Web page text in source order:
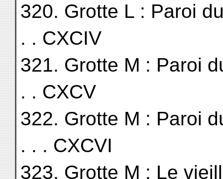
320. Grotte L : Paroi
. . CXCIV
321. Grotte M : Paroi
. . CXCV
322. Grotte M : Paroi
. . . CXCVI
323. Grotte M : Le